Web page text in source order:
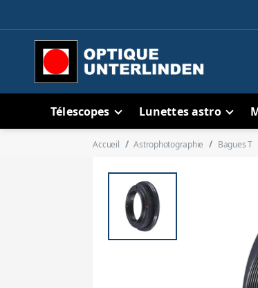
Télescopes Lunettes astro
Accueil Astrophotographie Bagues T